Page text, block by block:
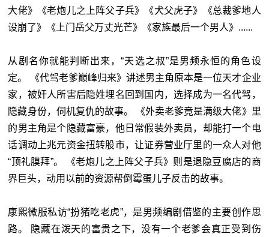
大佬》《老炮儿之上阵父子兵》《犬父虎子》《总裁爹地人
设崩了》《上门岳父万丈光芒》《家族最后一个男人》......
从剧名你就能判断出来，“天选之叔”是男频永恒的角色设
定。 《代驾老爹巅峰归来》讲述男主角原本是一位天才企业
家，被奸人所害后隐姓埋名回到国内，选择成为一名代驾，
隐藏身份，伺机复仇的故事。 《外卖老爹竟是满级大佬》里
的男主角是个隐藏富豪，他日常假装外卖员，却能打一个电
话调动上兆元资金扭转股市，让证券营业厅里的一众人对他
“顶礼膜拜”。 《老炮儿之上阵父子兵》则是退隐豆腐店的商
界巨头，动用以前的资源帮倒霉蛋儿子反击的故事。
康熙微服私访“扮猪吃老虎”，是男频编剧借鉴的主要创作思
路。 隐藏在泼天的富贵之下，没有一个老爹会真正受到伤